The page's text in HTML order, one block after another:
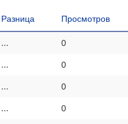
Разница Просмотров
... 0
... 0
... 0
... 0